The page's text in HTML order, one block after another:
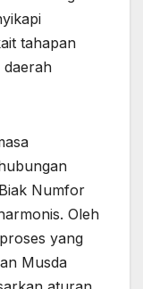
tahapan
daerah
Numfor
Oleh
yang
Musda